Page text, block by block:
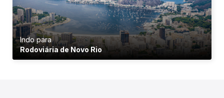
Indo para
Rodoviária de Novo Rio